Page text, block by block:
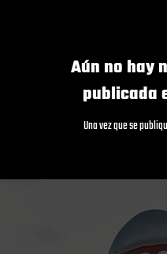
Aún no hay
publicada
Una vez que se